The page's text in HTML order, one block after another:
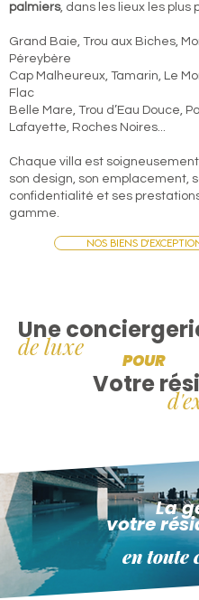
palmiers, dans les lieux les plus
Grand Baie, Trou aux Biches,
Péreybère
Cap Malheureux, Tamarin, Le
Flac
Belle Mare, Trou d’Eau Douce,
Lafayette, Roches Noires...
Chaque villa est
son design, son emplacement,
confidentialité et ses
gamme.
Nos biens
Une
de luxe POUR
Votre
La
votre
en toute